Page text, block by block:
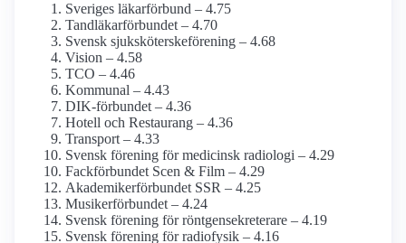
Sveriges läkarförbund – 4.75
Tandläkar­förbundet – 4.70
Svensk sjuksköterskeförening – 4.68
Vision – 4.58
TCO – 4.46
Kommunal – 4.43
DIK-förbundet – 4.36
Hotell och Restaurang – 4.36
Transport – 4.33
Svensk förening för medicinsk radiologi – 4.29
Fackförbundet Scen & Film – 4.29
Akademiker­förbundet SSR – 4.25
Musiker­förbundet – 4.24
Svensk förening för röntgensekreterare – 4.19
Svensk förening för radiofysik – 4.16